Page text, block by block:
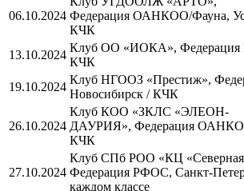
06.10.2024 Федерация ОАНКОО/Фауна,
КЧК
13.10.2024
Клуб ОО «ИОКА», Федерация
КЧК
19.10.2024
Клуб НГООЗ «Престиж»,
Новосибирск / КЧК
26.10.2024
Клуб КОО «ЗКЛС «ЭЛЕОН-
ДАУРИЯ», Федерация
КЧК
27.10.2024
Клуб СПб РОО «КЦ «Северная
Федерация РФОС, Санкт-
каждом классе